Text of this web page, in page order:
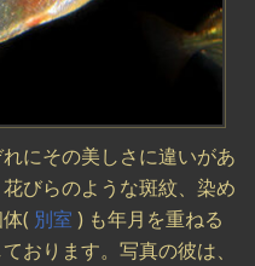
にその美しさに違いがあ
びらのような斑紋、染め
( 別室 ) も年月を重ねる
おります。写真の彼は、